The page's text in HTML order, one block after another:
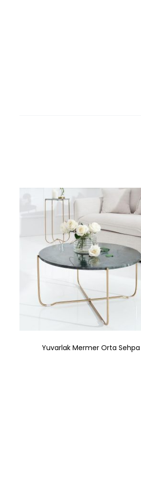
Yuvarlak Mermer Orta Sehpa